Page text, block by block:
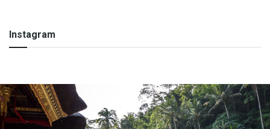
Instagram